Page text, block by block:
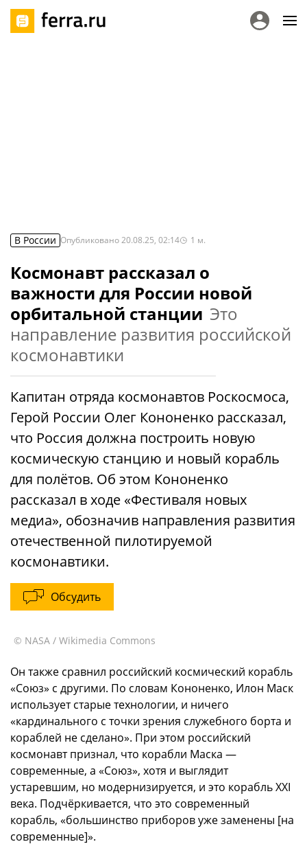
В России Опубликовано20.08.25, 02:14 1 м.
Космонавт рассказал о
важности для России новой
орбитальной станции Это
направление развития российской
космонавтики
Капитан отряда космонавтов Роскосмоса,
Герой России Олег Кононенко рассказал,
что Россия должна построить новую
космическую станцию и новый корабль
для полётов. Об этом Кононенко
рассказал в ходе «Фестиваля новых
медиа», обозначив направления развития
отечественной пилотируемой
космонавтики.
Обсудить
© NASA / Wikimedia Commons
Он также сравнил российский космический корабль
«Союз» с другими. По словам Кононенко, Илон Маск
использует старые технологии, и ничего
«кардинального с точки зрения служебного борта и
кораблей не сделано». При этом российский
космонавт признал, что корабли Маска —
современные, а «Союз», хотя и выглядит
устаревшим, но модернизируется, и это корабль XXI
века. Подчёркивается, что это современный
корабль, «большинство приборов уже заменены [на
современные]».